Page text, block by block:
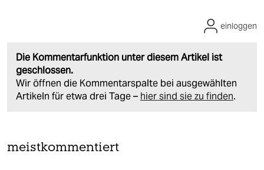
Die Kommentarfunktion unter diesem Artikel ist
geschlossen.
Wir öffnen die Kommentarspalte bei ausgewählten
Artikeln für etwa drei Tage – hier sind sie zu finden.
einloggen
meistkommentiert